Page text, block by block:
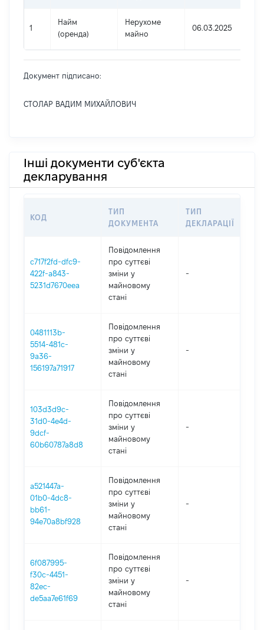
1
Найм
(оренда)
Нерухоме
майно
06.03.2025
Документ підписано:
СТОЛАР ВАДИМ МИХАЙЛОВИЧ
Інші документи суб'єкта
декларування
КОД
ТИП
ДОКУМЕНТА
ТИП
ДЕКЛАРАЦІЇ
c717f2fd-dfc9-
422f-a843-
5231d7670eea
Повідомлення
про суттєві
зміни y
майновому
стані
-
0481113b-
5514-481c-
9a36-
156197a71917
Повідомлення
про суттєві
зміни y
майновому
стані
-
103d3d9c-
31d0-4e4d-
9dcf-
60b60787a8d8
Повідомлення
про суттєві
зміни y
майновому
стані
-
a521447a-
01b0-4dc8-
bb61-
94e70a8bf928
Повідомлення
про суттєві
зміни y
майновому
стані
-
6f087995-
f30c-4451-
82ec-
de5aa7e61f69
Повідомлення
про суттєві
зміни y
майновому
стані
-